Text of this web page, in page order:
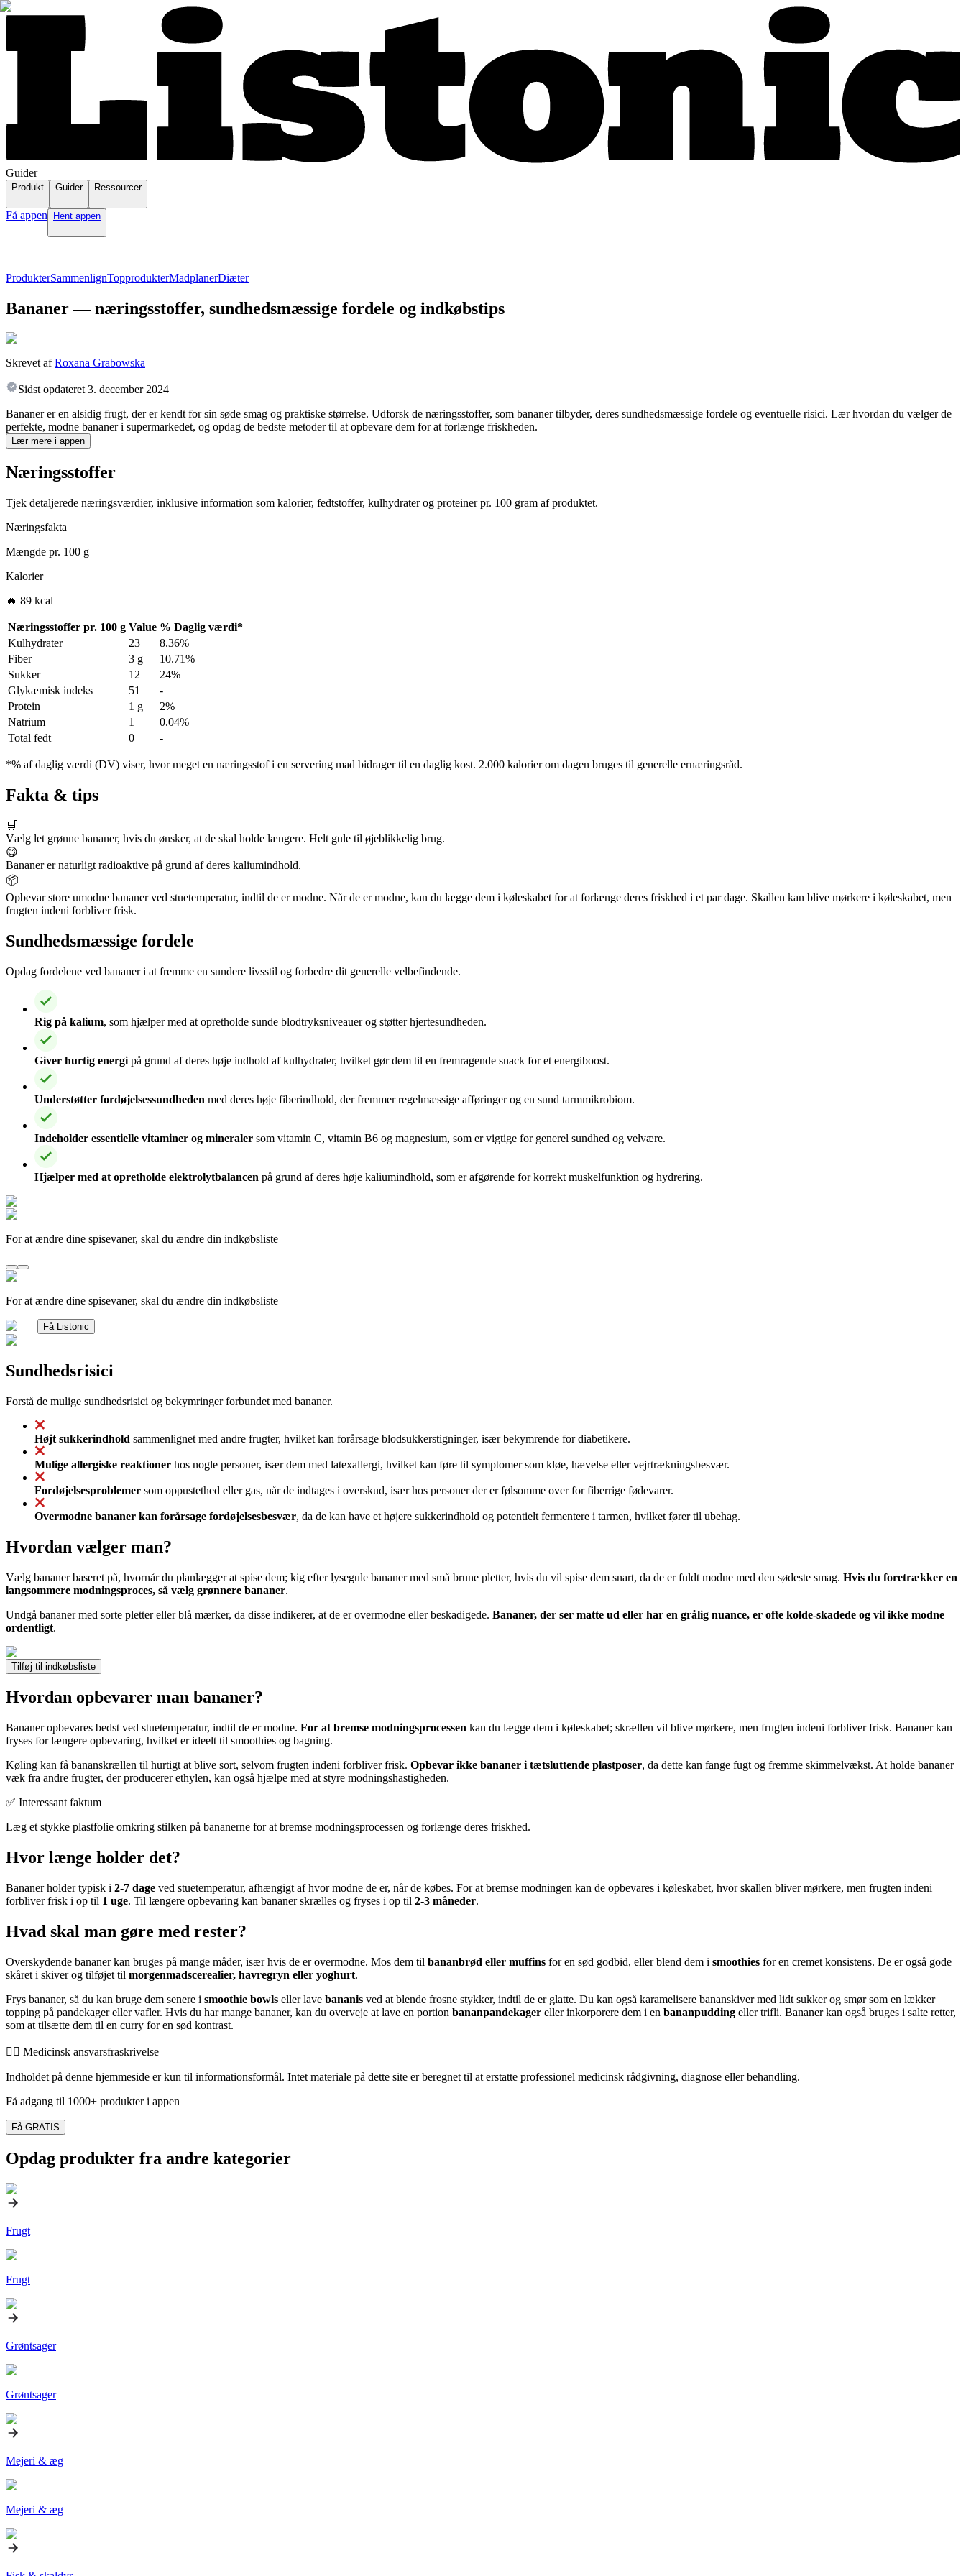
Guider
Produkt Guider Ressourcer
Få appen Hent appen
ProdukterSammenlignTopprodukterMadplanerDiæter
Bananer — næringsstoffer, sundhedsmæssige fordele og indkøbstips
Skrevet af Roxana Grabowska
Sidst opdateret 3. december 2024
Bananer er en alsidig frugt, der er kendt for sin søde smag og praktiske størrelse. Udforsk de næringsstoffer, som bananer tilbyder, deres sundhedsmæssige fordele og eventuelle risici. Lær hvordan du vælger de
perfekte, modne bananer i supermarkedet, og opdag de bedste metoder til at opbevare dem for at forlænge friskheden.
Lær mere i appen
Næringsstoffer
Tjek detaljerede næringsværdier, inklusive information som kalorier, fedtstoffer, kulhydrater og proteiner pr. 100 gram af produktet.
Næringsfakta
Mængde pr. 100 g
Kalorier
🔥 89 kcal
Næringsstoffer pr. 100 g Value % Daglig værdi*
Kulhydrater
23
8.36%
Fiber
3 g
10.71%
Sukker
12
24%
Glykæmisk indeks
51
-
Protein
1 g
2%
Natrium
1
0.04%
Total fedt
0 -
*% af daglig værdi (DV) viser, hvor meget en næringsstof i en servering mad bidrager til en daglig kost. 2.000 kalorier om dagen bruges til generelle ernæringsråd.
Fakta & tips
🛒
Vælg let grønne bananer, hvis du ønsker, at de skal holde længere. Helt gule til øjeblikkelig brug.
😋
Bananer er naturligt radioaktive på grund af deres kaliumindhold.
📦
Opbevar store umodne bananer ved stuetemperatur, indtil de er modne. Når de er modne, kan du lægge dem i køleskabet for at forlænge deres friskhed i et par dage. Skallen kan blive mørkere i køleskabet, men
frugten indeni forbliver frisk.
Sundhedsmæssige fordele
Opdag fordelene ved bananer i at fremme en sundere livsstil og forbedre dit generelle velbefindende.
Rig på kalium, som hjælper med at opretholde sunde blodtryksniveauer og støtter hjertesundheden.
Giver hurtig energi på grund af deres høje indhold af kulhydrater, hvilket gør dem til en fremragende snack for et energiboost.
Understøtter fordøjelsessundheden med deres høje fiberindhold, der fremmer regelmæssige afføringer og en sund tarmmikrobiom.
Indeholder essentielle vitaminer og mineraler som vitamin C, vitamin B6 og magnesium, som er vigtige for generel sundhed og velvære.
Hjælper med at opretholde elektrolytbalancen på grund af deres høje kaliumindhold, som er afgørende for korrekt muskelfunktion og hydrering.
For at ændre dine spisevaner, skal du ændre din indkøbsliste
For at ændre dine spisevaner, skal du ændre din indkøbsliste
Få Listonic
Sundhedsrisici
Forstå de mulige sundhedsrisici og bekymringer forbundet med bananer.
Højt sukkerindhold sammenlignet med andre frugter, hvilket kan forårsage blodsukkerstigninger, især bekymrende for diabetikere.
Mulige allergiske reaktioner hos nogle personer, især dem med latexallergi, hvilket kan føre til symptomer som kløe, hævelse eller vejrtrækningsbesvær.
Fordøjelsesproblemer som oppustethed eller gas, når de indtages i overskud, især hos personer der er følsomme over for fiberrige fødevarer.
Overmodne bananer kan forårsage fordøjelsesbesvær, da de kan have et højere sukkerindhold og potentielt fermentere i tarmen, hvilket fører til ubehag.
Hvordan vælger man?
Vælg bananer baseret på, hvornår du planlægger at spise dem; kig efter lysegule bananer med små brune pletter, hvis du vil spise dem snart, da de er fuldt modne med den sødeste smag. Hvis du foretrækker en
langsommere modningsproces, så vælg grønnere bananer.
Undgå bananer med sorte pletter eller blå mærker, da disse indikerer, at de er overmodne eller beskadigede. Bananer, der ser matte ud eller har en grålig nuance, er ofte kolde-skadede og vil ikke modne
ordentligt.
Tilføj til indkøbsliste
Hvordan opbevarer man bananer?
Bananer opbevares bedst ved stuetemperatur, indtil de er modne. For at bremse modningsprocessen kan du lægge dem i køleskabet; skrællen vil blive mørkere, men frugten indeni forbliver frisk. Bananer kan
fryses for længere opbevaring, hvilket er ideelt til smoothies og bagning.
Køling kan få bananskrællen til hurtigt at blive sort, selvom frugten indeni forbliver frisk. Opbevar ikke bananer i tætsluttende plastposer, da dette kan fange fugt og fremme skimmelvækst. At holde bananer
væk fra andre frugter, der producerer ethylen, kan også hjælpe med at styre modningshastigheden.
✅ Interessant faktum
Læg et stykke plastfolie omkring stilken på bananerne for at bremse modningsprocessen og forlænge deres friskhed.
Hvor længe holder det?
Bananer holder typisk i 2-7 dage ved stuetemperatur, afhængigt af hvor modne de er, når de købes. For at bremse modningen kan de opbevares i køleskabet, hvor skallen bliver mørkere, men frugten indeni
forbliver frisk i op til 1 uge. Til længere opbevaring kan bananer skrælles og fryses i op til 2-3 måneder.
Hvad skal man gøre med rester?
Overskydende bananer kan bruges på mange måder, især hvis de er overmodne. Mos dem til bananbrød eller muffins for en sød godbid, eller blend dem i smoothies for en cremet konsistens. De er også gode
skåret i skiver og tilføjet til morgenmadscerealier, havregryn eller yoghurt.
Frys bananer, så du kan bruge dem senere i smoothie bowls eller lave bananis ved at blende frosne stykker, indtil de er glatte. Du kan også karamelisere bananskiver med lidt sukker og smør som en lækker
topping på pandekager eller vafler. Hvis du har mange bananer, kan du overveje at lave en portion bananpandekager eller inkorporere dem i en bananpudding eller trifli. Bananer kan også bruges i salte retter,
som at tilsætte dem til en curry for en sød kontrast.
👨‍⚕️️ Medicinsk ansvarsfraskrivelse
Indholdet på denne hjemmeside er kun til informationsformål. Intet materiale på dette site er beregnet til at erstatte professionel medicinsk rådgivning, diagnose eller behandling.
Få adgang til 1000+ produkter i appen
Få GRATIS
Opdag produkter fra andre kategorier
Frugt
Frugt
Grøntsager
Grøntsager
Mejeri & æg
Mejeri & æg